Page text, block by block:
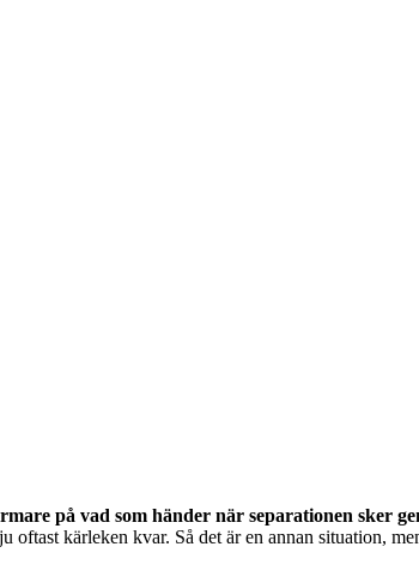
på vad som händer när separationen sker
oftast kärleken kvar. Så det är en annan situation,